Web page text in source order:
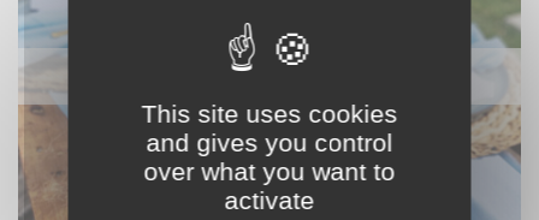
NAPPAGE ET TEXTILE
This site uses cookies
and gives you control
over what you want to
activate